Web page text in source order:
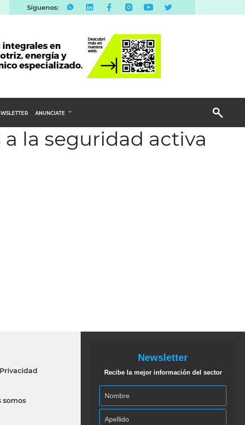
Síguenos:
ANUNCIATE
Publicidad Display
la seguridad activa
somos
Newsletter
Recibe la mejor información del sector